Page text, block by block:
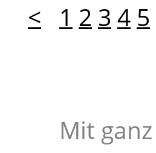
< 1 2 3 4 5
Mit